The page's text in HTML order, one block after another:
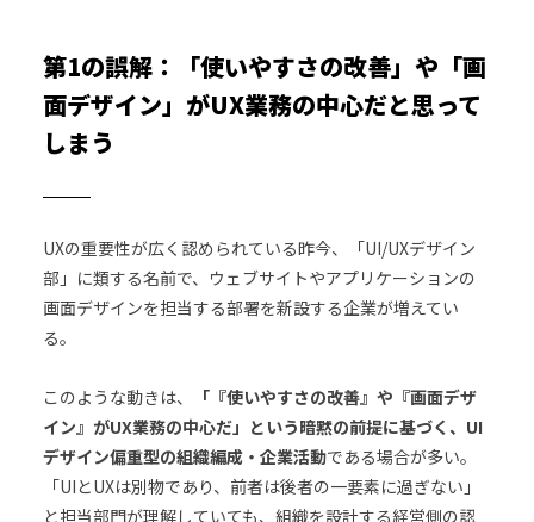
第1の誤解：「使いやすさの改善」や「画
面デザイン」がUX業務の中心だと思って
しまう
UXの重要性が広く認められている昨今、「UI/UXデザイン
部」に類する名前で、ウェブサイトやアプリケーションの
画面デザインを担当する部署を新設する企業が増えてい
る。
このような動きは、
「『使いやすさの改善』や『画面デザ
イン』がUX業務の中心だ」という暗黙の前提に基づく、UI
デザイン偏重型の組織編成・企業活動である場合が多い。
「UIとUXは別物であり、前者は後者の一要素に過ぎない」
と担当部門が理解していても、組織を設計する経営側の認